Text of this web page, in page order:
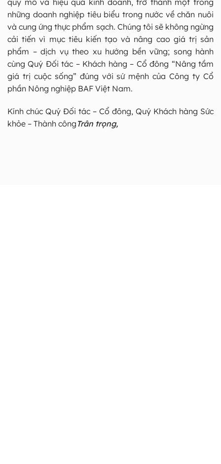
những doanh nghiệp tiêu biểu trong nước về chăn nuôi
và cung ứng thực phẩm sạch. Chúng tôi sẽ không ngừng
cải tiến vì mục tiêu kiến tạo và nâng cao giá trị sản
phẩm – dịch vụ theo xu hướng bền vững; song hành
cùng Quý Đối tác – Khách hàng – Cổ đông “Nâng tầm
giá trị cuộc sống” đúng với sứ mệnh của Công ty Cổ
phần Nông nghiệp BAF Việt Nam.
Kính chúc Quý Đối tác – Cổ đông, Quý Khách hàng Sức
khỏe – Thành công Trân trọng,